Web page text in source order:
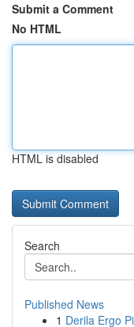
Submit a Comment
No HTML
HTML is disabled
Search
Published News
1 Derila Ergo